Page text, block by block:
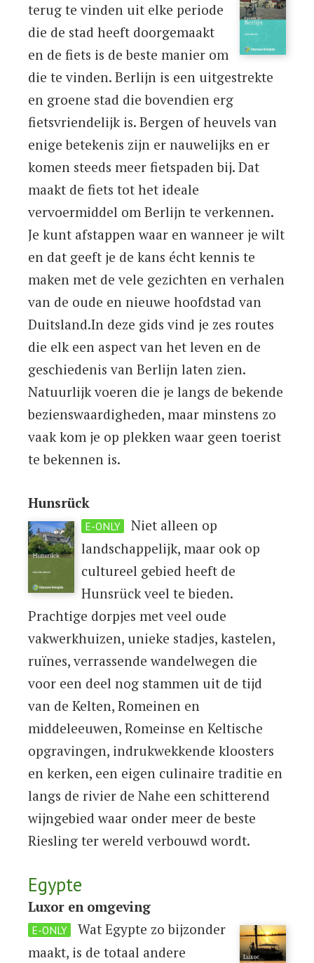
terug te vinden uit elke periode
die de stad heeft doorgemaakt
en de fiets is de beste manier om
die te vinden. Berlijn is een uitgestrekte
en groene stad die bovendien erg
fietsvriendelijk is. Bergen of heuvels van
enige betekenis zijn er nauwelijks en er
komen steeds meer fietspaden bij. Dat
maakt de fiets tot het ideale
vervoermiddel om Berlijn te verkennen.
Je kunt afstappen waar en wanneer je wilt
en dat geeft je de kans écht kennis te
maken met de vele gezichten en verhalen
van de oude en nieuwe hoofdstad van
Duitsland.In deze gids vind je zes routes
die elk een aspect van het leven en de
geschiedenis van Berlijn laten zien.
Natuurlijk voeren die je langs de bekende
bezienswaardigheden, maar minstens zo
vaak kom je op plekken waar geen toerist
te bekennen is.
Hunsrück
E-ONLY
Niet alleen op
landschappelijk, maar ook op
cultureel gebied heeft de
Hunsrück veel te bieden.
Prachtige dorpjes met veel oude
vakwerkhuizen, unieke stadjes, kastelen,
ruïnes, verrassende wandelwegen die
voor een deel nog stammen uit de tijd
van de Kelten, Romeinen en
middeleeuwen, Romeinse en Keltische
opgravingen, indrukwekkende kloosters
en kerken, een eigen culinaire traditie en
langs de rivier de Nahe een schitterend
wijngebied waar onder meer de beste
Riesling ter wereld verbouwd wordt.
Egypte
Luxor en omgeving
E-ONLY
Wat Egypte zo bijzonder
maakt, is de totaal andere